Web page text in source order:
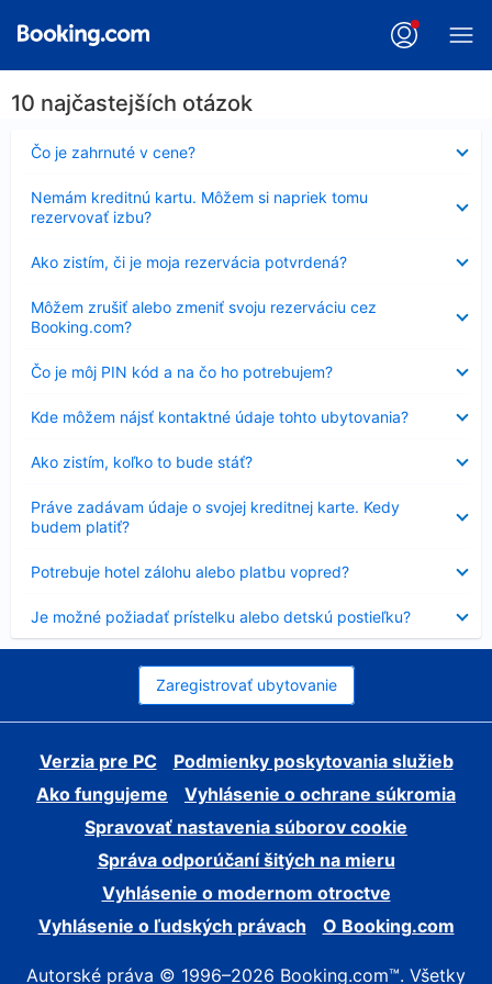
10 najčastejších otázok
Čo je zahrnuté v cene?
Nezobrazuje
sa
Nemám kreditnú kartu. Môžem si napriek tomu
rezervovať izbu?
sa
Ako zistím, či je moja rezervácia potvrdená?
sa
Môžem zrušiť alebo zmeniť svoju rezerváciu cez
Booking.com?
sa
Čo je môj PIN kód a na čo ho potrebujem?
Nezobrazuje
sa
Kde môžem nájsť kontaktné údaje tohto ubytovania?
sa
Ako zistím, koľko to bude stáť?
sa
Práve zadávam údaje o svojej kreditnej karte. Kedy
budem platiť?
sa
Potrebuje hotel zálohu alebo platbu vopred?
sa
Je možné požiadať prístelku alebo detskú postieľku?
sa
Zaregistrovať ubytovanie
Verzia pre PC
Podmienky poskytovania služieb
Ako fungujeme
Vyhlásenie o ochrane súkromia
Spravovať nastavenia súborov cookie
Správa odporúčaní šitých na mieru
Vyhlásenie o modernom otroctve
Vyhlásenie o ľudských právach
O Booking.com
Autorské práva © 1996–2026 Booking.com™. Všetky